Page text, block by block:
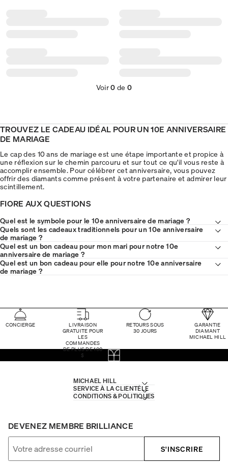
Voir0 de 0
TROUVEZ LE CADEAU IDÉAL POUR UN 10E ANNIVERSAIRE
DE MARIAGE
Le cap des 10 ans de mariage est une étape importante et propice à
une réflexion sur le chemin parcouru et sur tout ce qu'il vous reste à
accomplir ensemble. Pour célébrer cet anniversaire, vous pouvez
offrir des diamants comme présent à votre partenaire et admirer leur
scintillement.
FIORE AUX QUESTIONS
Quel est le symbole pour le 10e anniversaire de mariage ?
Quels sont les cadeaux traditionnels pour un 10e anniversaire
de mariage ?
Quel est un bon cadeau pour mon mari pour notre 10e
anniversaire de mariage ?
Quel est un bon cadeau pour elle pour notre 10e anniversaire
de mariage ?
CONCIERGE
LIVRAISON
GRATUITE POUR
LES
COMMANDES
DE PLUS DE 100
$
RETOURS SOUS
30 JOURS
GARANTIE
DIAMANT
MICHAEL HILL
MICHAEL HILL
SERVICE À LA CLIENTÈLE
CONDITIONS & POLITIQUES
DEVENEZ MEMBRE BRILLIANCE
S'INSCRIRE